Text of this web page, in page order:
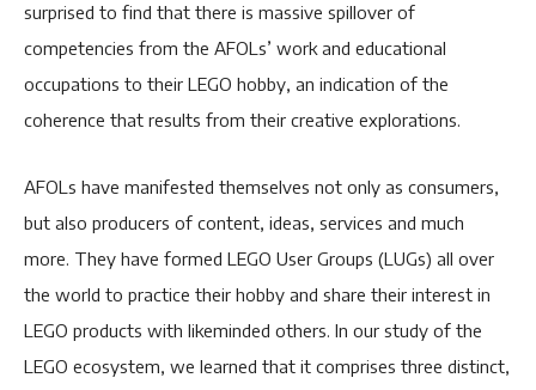
surprised to find that there is massive spillover of
competencies from the AFOLs’ work and educational
occupations to their LEGO hobby, an indication of the
coherence that results from their creative explorations.
AFOLs have manifested themselves not only as consumers,
but also producers of content, ideas, services and much
more. They have formed LEGO User Groups (LUGs) all over
the world to practice their hobby and share their interest in
LEGO products with likeminded others. In our study of the
LEGO ecosystem, we learned that it comprises three distinct,